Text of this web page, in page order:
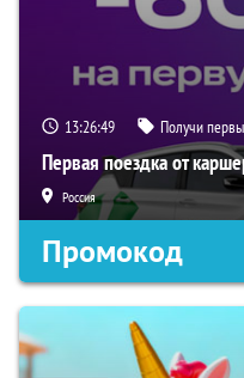
13:26:47 Получи
Первая поездка от
Россия
Промокод